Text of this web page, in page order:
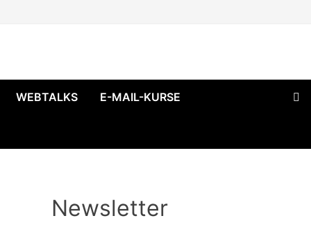
WEBTALKS E-MAIL-KURSE
Newsletter